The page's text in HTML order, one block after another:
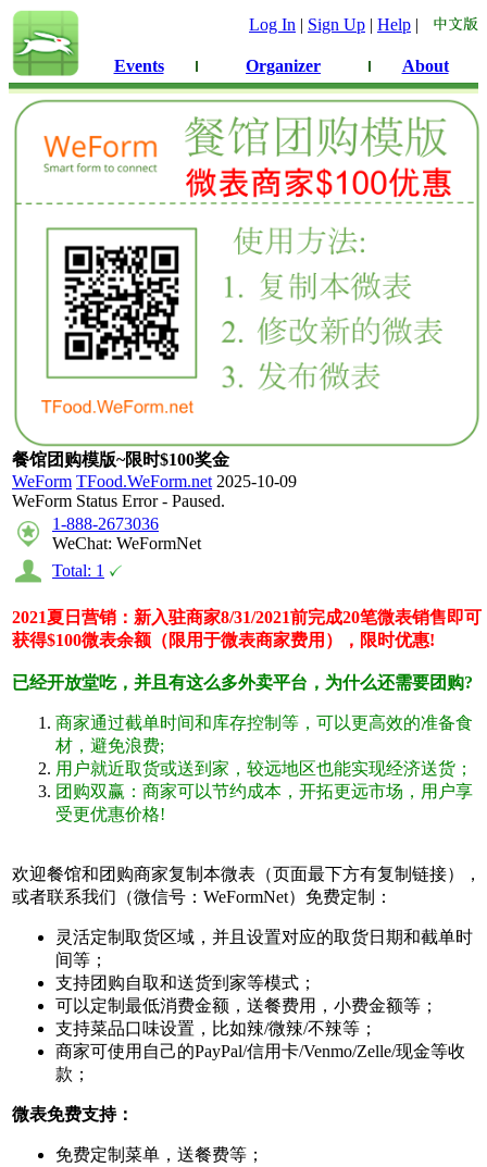
Log In | Sign Up | Help |
Events Organizer About
餐馆团购模版~限时$100奖金
WeForm TFood.WeForm.net 2025-10-09
WeForm Status Error - Paused.
1-888-2673036
WeChat: WeFormNet
Total: 1
2021夏日营销：新入驻商家8/31/2021前完成20笔微表销售即可
获得$100微表余额（限用于微表商家费用），限时优惠!
已经开放堂吃，并且有这么多外卖平台，为什么还需要团购?
商家通过截单时间和库存控制等，可以更高效的准备食
材，避免浪费;
用户就近取货或送到家，较远地区也能实现经济送货；
团购双赢：商家可以节约成本，开拓更远市场，用户享
受更优惠价格!
欢迎餐馆和团购商家复制本微表（页面最下方有复制链接），
或者联系我们（微信号：WeFormNet）免费定制：
灵活定制取货区域，并且设置对应的取货日期和截单时
间等；
支持团购自取和送货到家等模式；
可以定制最低消费金额，送餐费用，小费金额等；
支持菜品口味设置，比如辣/微辣/不辣等；
商家可使用自己的PayPal/信用卡/Venmo/Zelle/现金等收
款；
微表免费支持：
免费定制菜单，送餐费等；